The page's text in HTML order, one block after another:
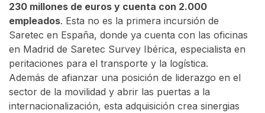
230 millones de euros y cuenta con 2.000
empleados. Esta no es la primera incursión de
Saretec en España, donde ya cuenta con las oficinas
en Madrid de Saretec Survey Ibérica, especialista en
peritaciones para el transporte y la logística.
Además de afianzar una posición de liderazgo en el
sector de la movilidad y abrir las puertas a la
internacionalización, esta adquisición crea sinergias